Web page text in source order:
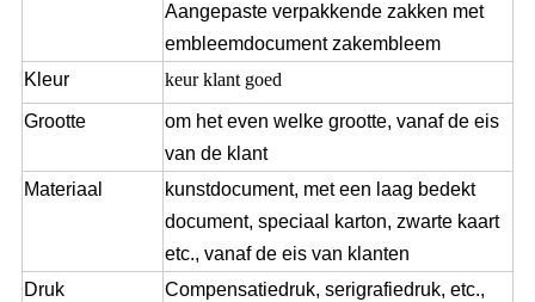
Aangepaste verpakkende zakken met
embleemdocument zakembleem
Kleur
keur klant goed
Grootte
om het even welke grootte, vanaf de eis
van de klant
Materiaal
kunstdocument, met een laag bedekt
document, speciaal karton, zwarte kaart
etc., vanaf de eis van klanten
Druk
Compensatiedruk, serigrafiedruk, etc.,